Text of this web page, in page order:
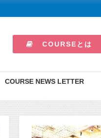
COURSEとは
COURSE NEWS LETTER